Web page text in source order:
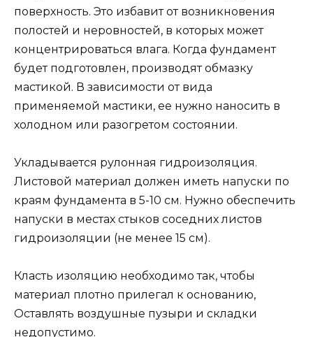
поверхность. Это избавит от возникновения
полостей и неровностей, в которых может
концентрироваться влага. Когда фундамент
будет подготовлен, производят обмазку
мастикой. В зависимости от вида
применяемой мастики, ее нужно наносить в
холодном или разогретом состоянии.
Укладывается рулонная гидроизоляция.
Листовой материал должен иметь напуски по
краям фундамента в 5-10 см. Нужно обеспечить
напуски в местах стыков соседних листов
гидроизоляции (не менее 15 см).
Класть изоляцию необходимо так, чтобы
материал плотно прилегал к основанию,
Оставлять воздушные пузыри и складки
недопустимо.